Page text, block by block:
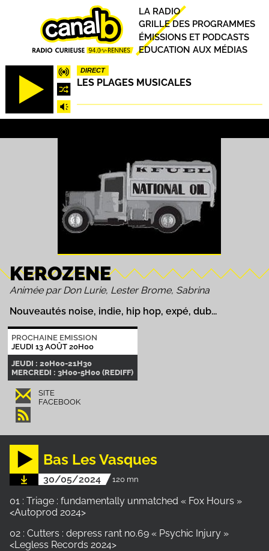
DIRECT
LES PLAGES MUSICALES
Principal
LA RADIO
GRILLE DES PROGRAMMES
ÉMISSIONS ET PODCASTS
EDUCATION AUX MÉDIAS
KEROZENE
Animée par Don Lurie, Lester Brome, Sabrina
Nouveautés noise, indie, hip hop, expé, dub...
PROCHAINE EMISSION
JEUDI 13 AOÛT 20H00
JEUDI : 20H00-21H30
MERCREDI : 3H00-5H00 (REDIFF)
SITE
FACEBOOK
Bas Les Vasques
30/05/2024 120 mn
01 : Triage : fundamentally unmatched « Fox Hours »
<Autoprod 2024>
02 : Cutters : depress rant no.69 « Psychic Injury »
<Legless Records 2024>